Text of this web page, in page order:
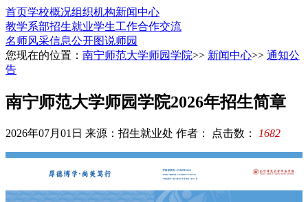
首页学校概况组织机构新闻中心
教学系部招生就业学生工作合作交流
名师风采信息公开图说师园
您现在的位置： 南宁师范大学师园学院>> 新闻中心>> 通知公
告
南宁师范大学师园学院2026年招生简章
2026年07月01日 来源：招生就业处 作者： 点击数： 1682